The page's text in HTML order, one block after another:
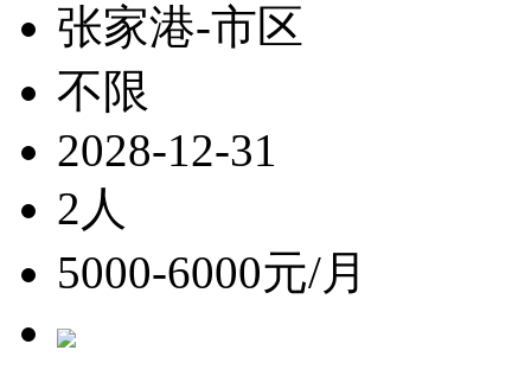
张家港-市区
不限
2028-12-31
2人
5000-6000元/月